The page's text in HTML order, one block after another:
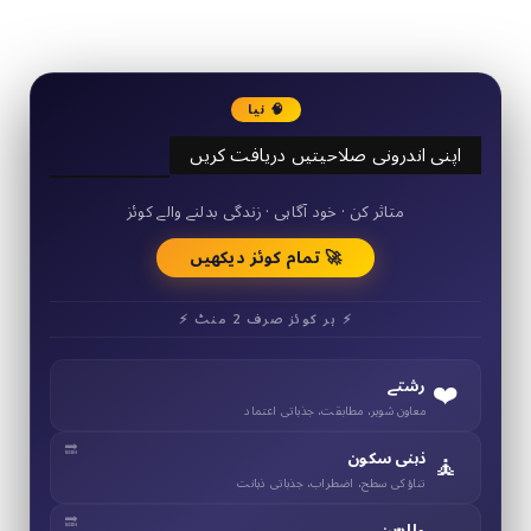
🧠 نیا
اپنی اندرونی صلاحیتیں دریافت کریں
50+ مختصر کوئز
متاثر کن · خود آگاہی · زندگی بدلنے والے کوئز
🚀 تمام کوئز دیکھیں
⚡ ہر کوئز صرف 2 منٹ ⚡
❤️ رشتے
معاون شوہر، مطابقت، جذباتی اعتماد
🧘 ذہنی سکون
تناؤ کی سطح، اضطراب، جذباتی ذہانت